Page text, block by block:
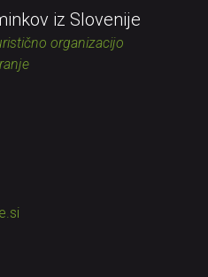
iz Slovenije
organizacijo